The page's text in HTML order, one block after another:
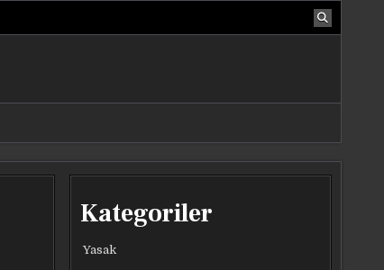
Kategoriler
Yasak